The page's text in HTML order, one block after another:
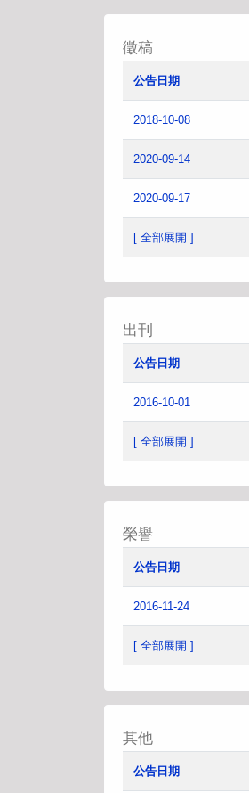
徵稿
公告日期
2018-10-08
2020-09-14
2020-09-17
[ 全部展開 ]
出刊
公告日期
2016-10-01
[ 全部展開 ]
榮譽
公告日期
2016-11-24
[ 全部展開 ]
其他
公告日期